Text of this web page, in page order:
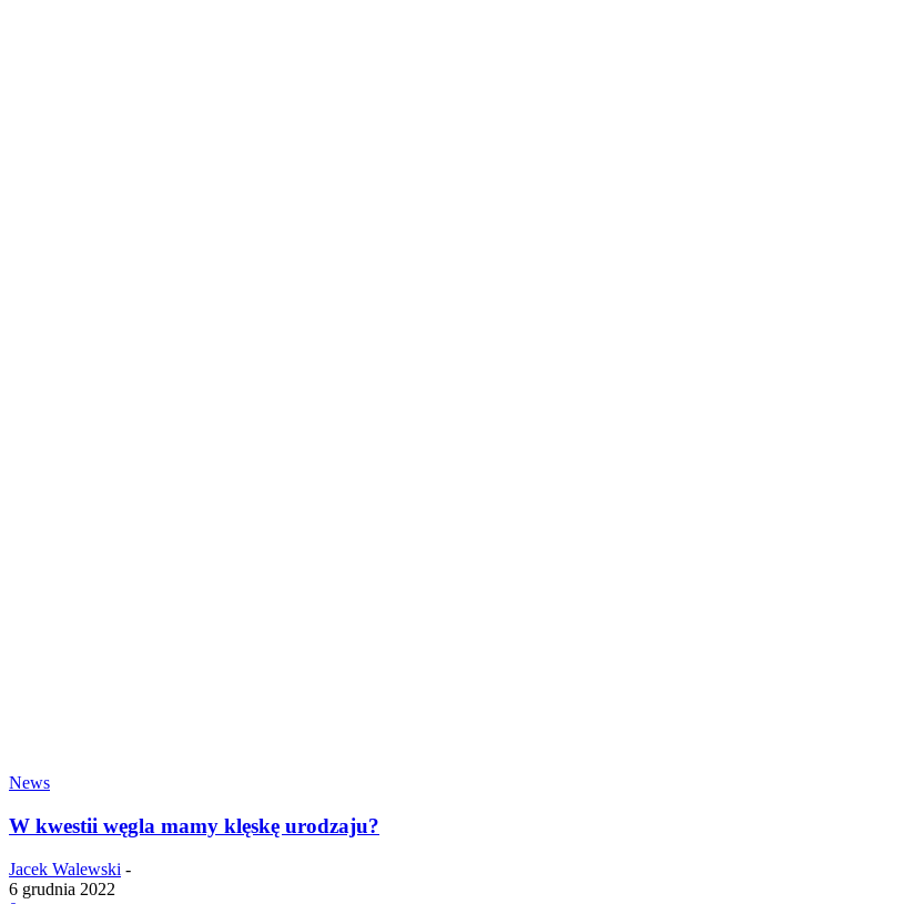
News
W kwestii węgla mamy klęskę urodzaju?
Jacek Walewski -
6 grudnia 2022